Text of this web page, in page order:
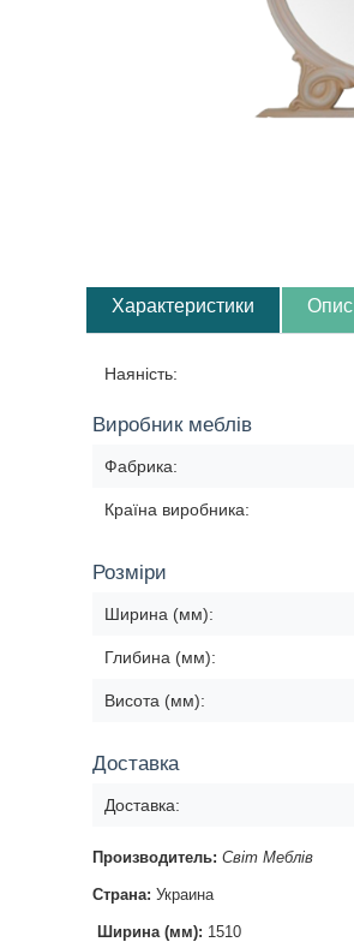
Характеристики Опис
Наяність:
Виробник меблів
Фабрика:
Країна виробника:
Розміри
Ширина (мм):
Глибина (мм):
Висота (мм):
Доставка
Доставка:
Производитель: Світ Меблів
Страна: Украина
Ширина (мм): 1510